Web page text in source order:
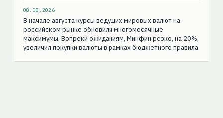
08.08.2026
В начале августа курсы ведущих мировых валют на
российском рынке обновили многомесячные
максимумы. Вопреки ожиданиям, Минфин резко, на 20%,
увеличил покупки валюты в рамках бюджетного правила.